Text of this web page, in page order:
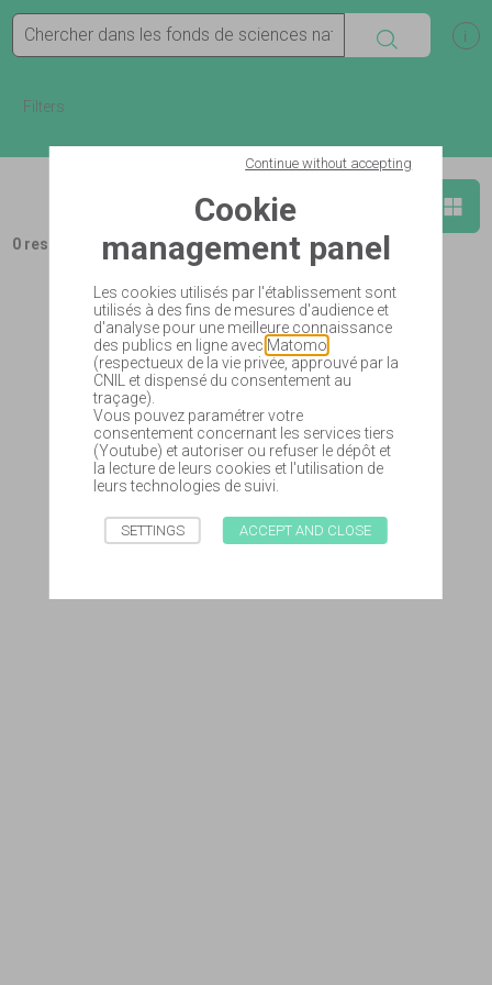
Search
Filters
0 results
Add to basket Show in list
Cookie
management panel
Les cookies utilisés par l'établissement sont
utilisés à des fins de mesures d'audience et
d'analyse pour une meilleure connaissance
des publics en ligne avec Matomo
(respectueux de la vie privée, approuvé par la
CNIL et dispensé du consentement au
traçage).
Vous pouvez paramétrer votre
consentement concernant les services tiers
(Youtube) et autoriser ou refuser le dépôt et
la lecture de leurs cookies et l'utilisation de
leurs technologies de suivi.
Continue without accepting
SETTINGS ACCEPT AND CLOSE